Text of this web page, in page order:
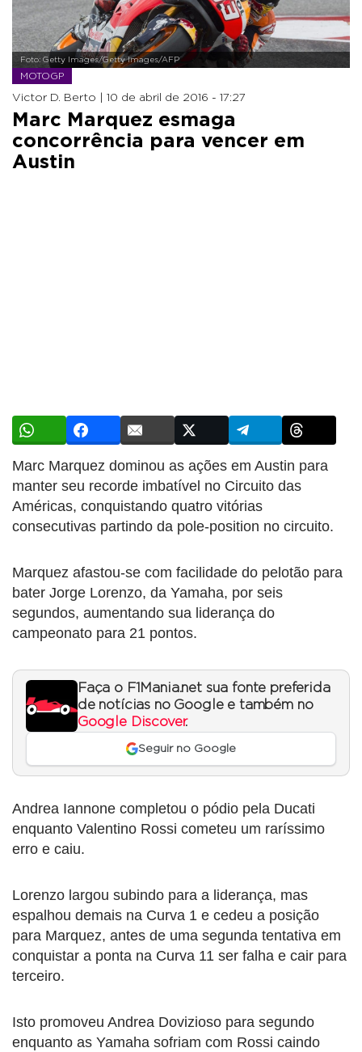
Foto: Getty Images/Getty Images/AFP
MOTOGP
Victor D. Berto | 10 de abril de 2016 - 17:27
Marc Marquez esmaga
concorrência para vencer em
Austin
Marc Marquez dominou as ações em Austin para
manter seu recorde imbatível no Circuito das
Américas, conquistando quatro vitórias
consecutivas partindo da pole-position no circuito.
Marquez afastou-se com facilidade do pelotão para
bater Jorge Lorenzo, da Yamaha, por seis
segundos, aumentando sua liderança do
campeonato para 21 pontos.
Faça o F1Mania.net sua fonte preferida
de notícias no Google e também no
Google Discover.
Seguir no Google
Andrea Iannone completou o pódio pela Ducati
enquanto Valentino Rossi cometeu um raríssimo
erro e caiu.
Lorenzo largou subindo para a liderança, mas
espalhou demais na Curva 1 e cedeu a posição
para Marquez, antes de uma segunda tentativa em
conquistar a ponta na Curva 11 ser falha e cair para
terceiro.
Isto promoveu Andrea Dovizioso para segundo
enquanto as Yamaha sofriam com Rossi caindo